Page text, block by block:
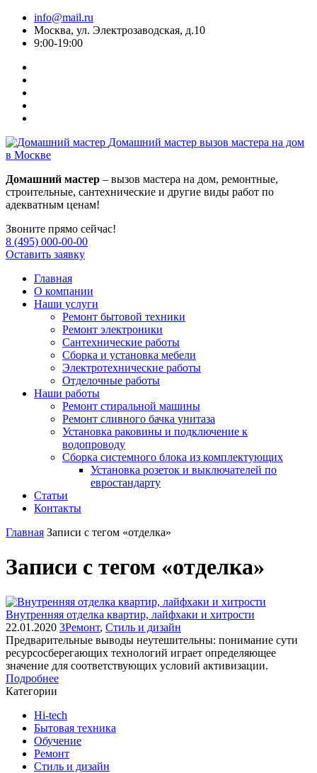
info@mail.ru
Москва, ул. Электрозаводская, д.10
9:00-19:00
Домашний мастер вызов мастера на дом
в Москве
Домашний мастер – вызов мастера на дом, ремонтные,
строительные, сантехнические и другие виды работ по
адекватным ценам!
Звоните прямо сейчас!
8 (495) 000-00-00
Оставить заявку
Главная
О компании
Наши услуги
Ремонт бытовой техники
Ремонт электроники
Сантехнические работы
Сборка и установка мебели
Электротехнические работы
Отделочные работы
Наши работы
Ремонт стиральной машины
Ремонт сливного бачка унитаза
Установка раковины и подключение к
водопроводу
Сборка системного блока из комплектующих
Установка розеток и выключателей по
евростандарту
Статьи
Контакты
Главная Записи с тегом «отделка»
Записи с тегом «отделка»
Внутренняя отделка квартир, лайфхаки и хитрости
22.01.2020 3Ремонт, Стиль и дизайн
Предварительные выводы неутешительны: понимание сути
ресурсосберегающих технологий играет определяющее
значение для соответствующих условий активизации.
Подробнее
Категории
Hi-tech
Бытовая техника
Обучение
Ремонт
Стиль и дизайн